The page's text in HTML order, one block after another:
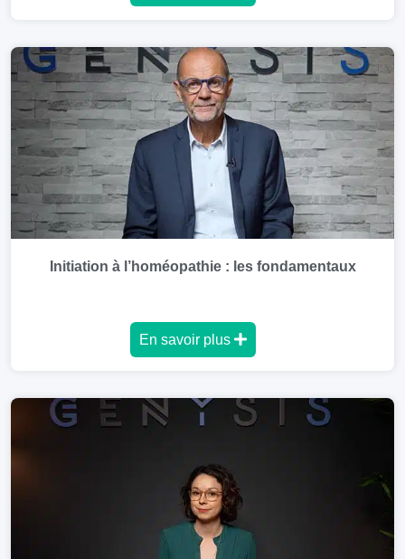
Initiation à l’homéopathie : les fondamentaux
En savoir plus